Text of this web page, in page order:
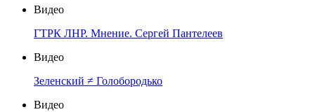
Видео
ГТРК ЛНР. Мнение. Сергей Пантелеев
Видео
Зеленский ≠ Голобородько
Видео